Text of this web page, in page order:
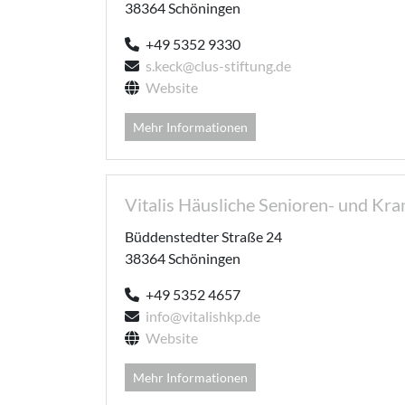
38364 Schöningen
+49 5352 9330
s.keck@clus-stiftung.de
Website
Mehr Informationen
Vitalis Häusliche Senioren- und
Büddenstedter Straße 24
38364 Schöningen
+49 5352 4657
info@vitalishkp.de
Website
Mehr Informationen